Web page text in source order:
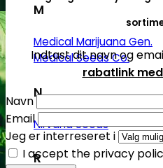
M
Medical Marijuana Gen.
Medical Seeds Co.
N
Nirvana Seeds
R
Indtast dit navn og
rabatlink
Navn
Email
Jeg er interreseret i
I accept the privacy